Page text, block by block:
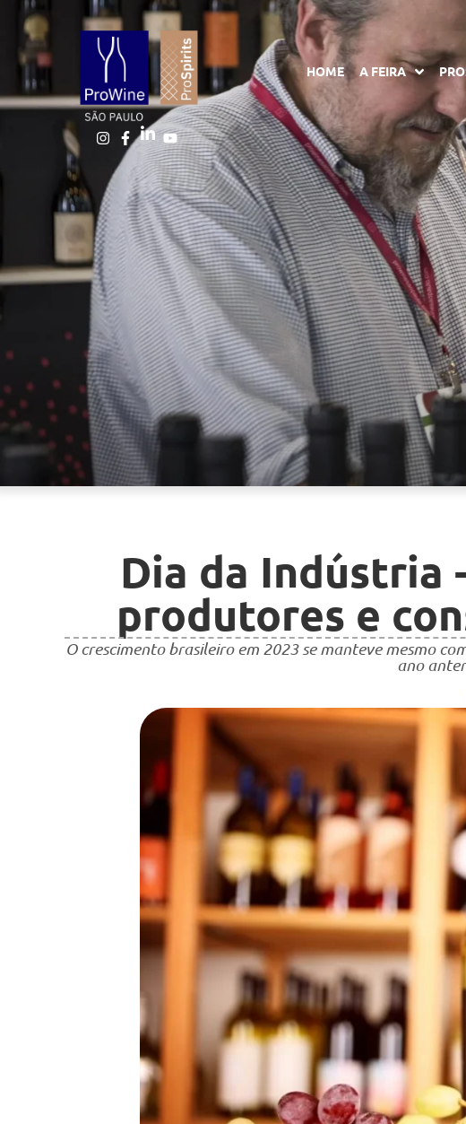
HOME A FEIRA
Dia da Indústria
produtores e
O crescimento brasileiro em 2023 se manteve mesmo
ano